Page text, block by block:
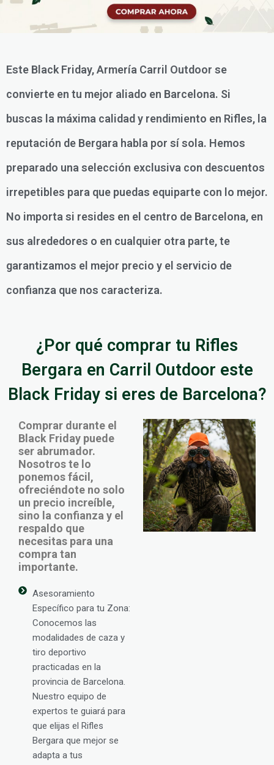
Este Black Friday, Armería Carril Outdoor se
convierte en tu mejor aliado en Barcelona. Si
buscas la máxima calidad y rendimiento en Rifles, la
reputación de Bergara habla por sí sola. Hemos
preparado una selección exclusiva con descuentos
irrepetibles para que puedas equiparte con lo mejor.
No importa si resides en el centro de Barcelona, en
sus alrededores o en cualquier otra parte, te
garantizamos el mejor precio y el servicio de
confianza que nos caracteriza.
¿Por qué comprar tu Rifles
Bergara en Carril Outdoor este
Black Friday si eres de Barcelona?
Comprar durante el
Black Friday puede
ser abrumador.
Nosotros te lo
ponemos fácil,
ofreciéndote no solo
un precio increíble,
sino la confianza y el
respaldo que
necesitas para una
compra tan
importante.
Asesoramiento
Específico para tu Zona:
Conocemos las
modalidades de caza y
tiro deportivo
practicadas en la
provincia de Barcelona.
Nuestro equipo de
expertos te guiará para
que elijas el Rifles
Bergara que mejor se
adapta a tus